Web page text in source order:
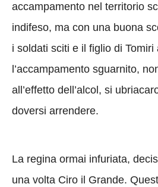
accampamento nel territorio
indifeso, ma con una buona
i soldati sciti e il figlio di Tomiri
l’accampamento sguarnito,
all’effetto dell’alcol, si
doversi arrendere.
La regina ormai infuriata,
una volta Ciro il Grande.